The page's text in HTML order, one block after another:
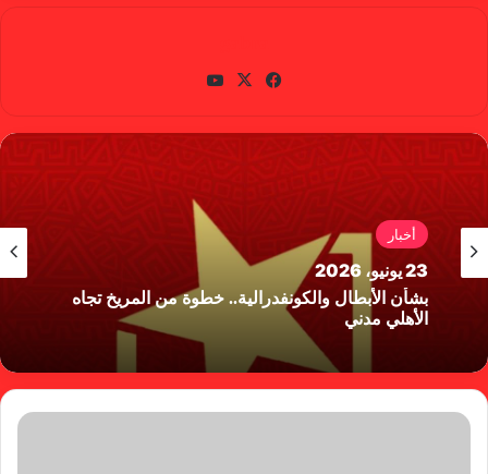
في
وك
X
أخبار
23 يونيو، 2026
بشأن الأبطال والكونفدرالية.. خطوة من المريخ تجاه
الأهلي مدني